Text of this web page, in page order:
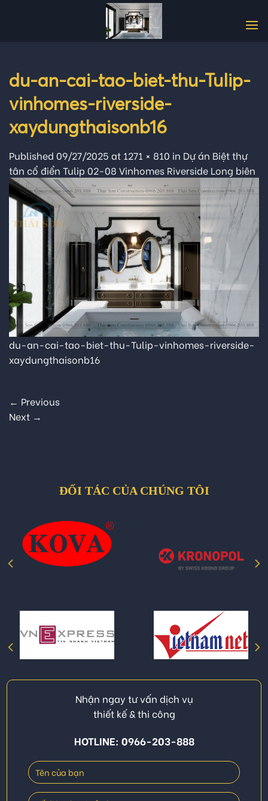
du-an-cai-tao-biet-thu-Tulip-
vinhomes-riverside-
xaydungthaisonb16
Published 09/27/2025 at 1271 × 810 in Dự án Biệt thự
tân cổ điển Tulip 02-08 Vinhomes Riverside Long biên
du-an-cai-tao-biet-thu-Tulip-vinhomes-riverside-
xaydungthaisonb16
← Previous
Next →
ĐỐI TÁC CỦA CHÚNG TÔI
Nhận ngay tư vấn dịch vụ
thiết kế & thi công
HOTLINE: 0966-203-888